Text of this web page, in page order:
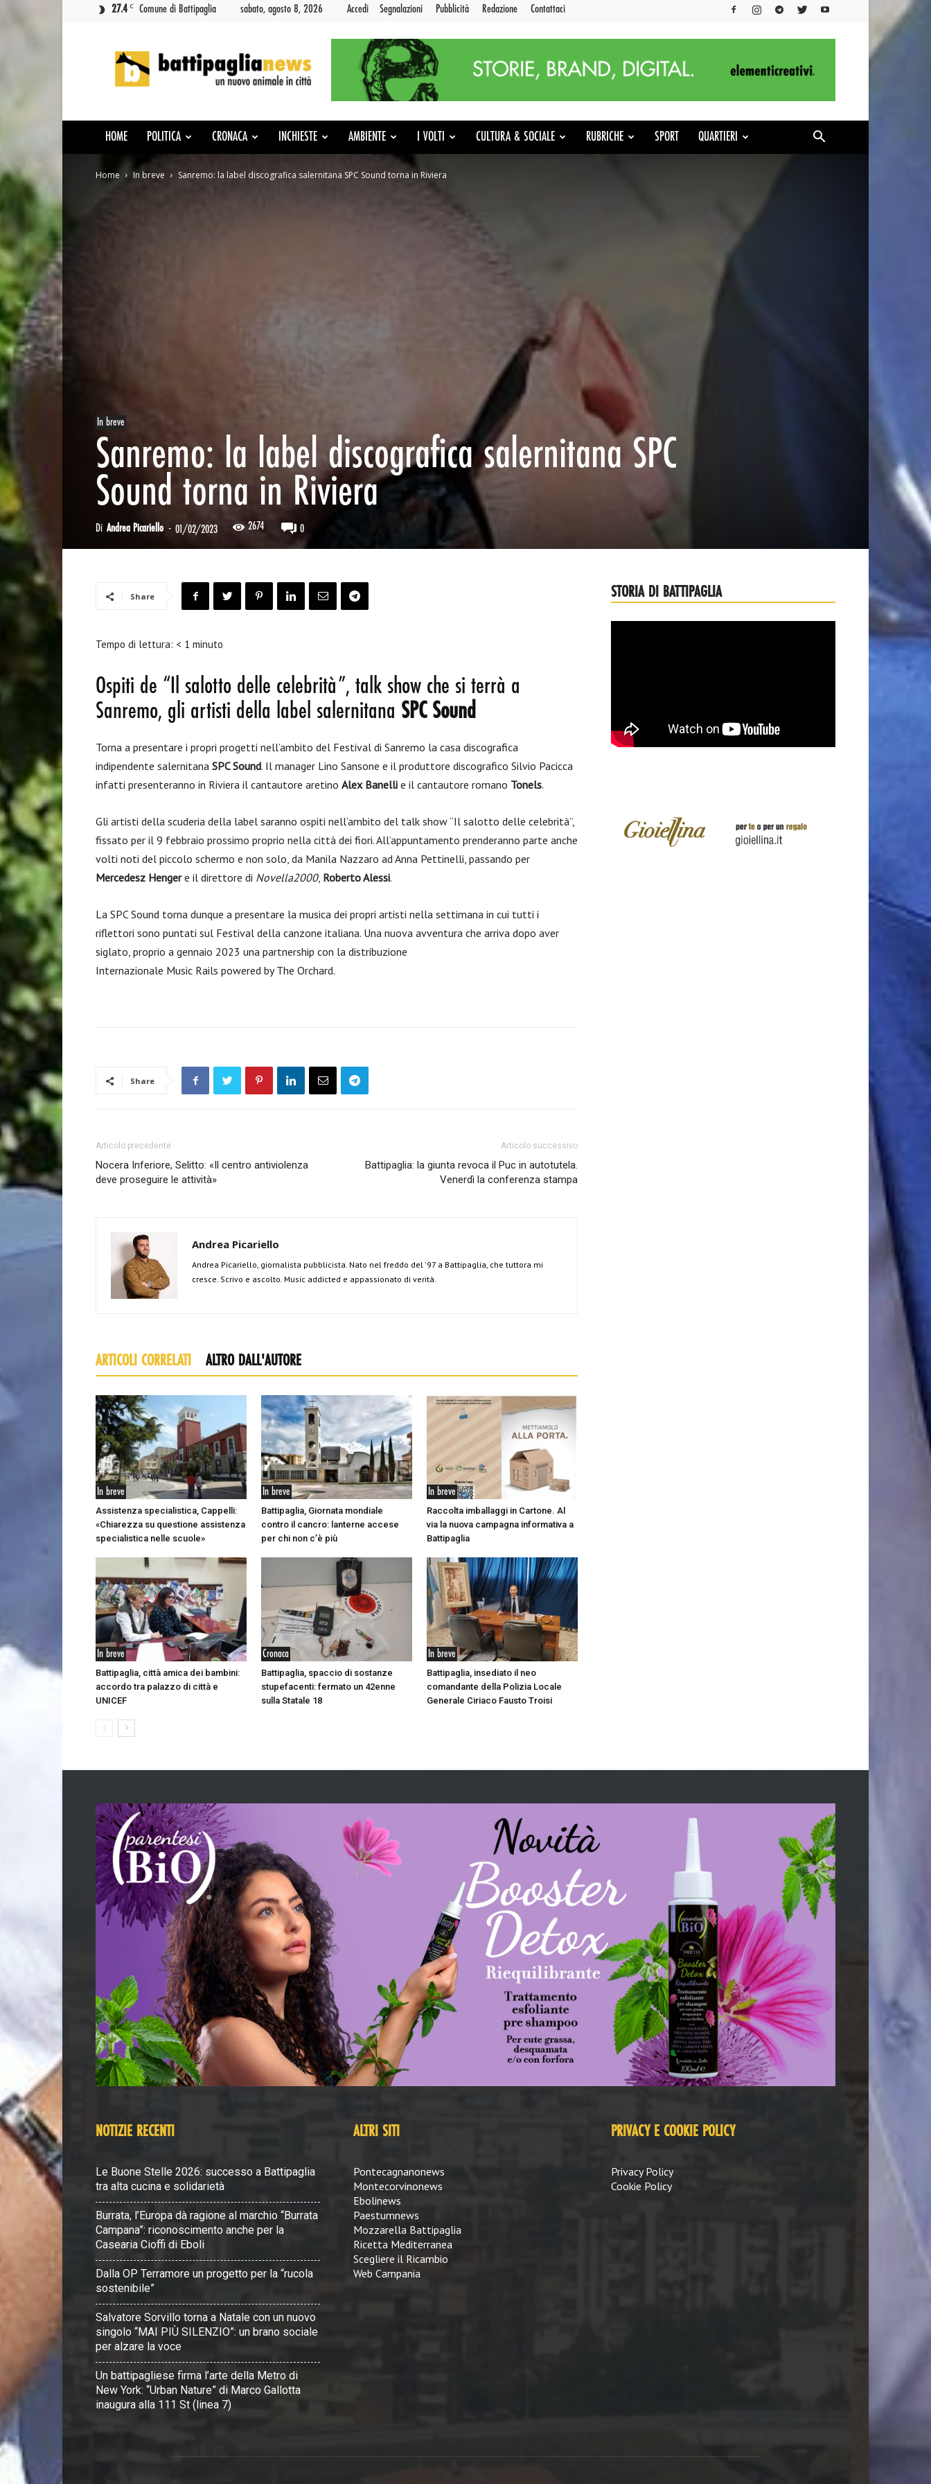
27.4 C Comune di Battipaglia sabato, agosto 8, 2026 Accedi Segnalazioni Pubblicità Redazione Contattaci
News
HOME POLITICA CRONACA INCHIESTE AMBIENTE I VOLTI CULTURA & SOCIALE RUBRICHE SPORT QUARTIERI
Home In breve Sanremo: la label discografica salernitana SPC Sound torna in Riviera
In breve
Sanremo: la label discografica salernitana SPC
Sound torna in Riviera
Di Andrea Picariello - 01/02/2023 2674 0
Share
Tempo di lettura: < 1 minuto
Ospiti de “Il salotto delle celebrità”, talk show che si terrà a
Sanremo, gli artisti della label salernitana SPC Sound
Torna a presentare i propri progetti nell’ambito del Festival di Sanremo la casa discografica
indipendente salernitana SPC Sound. Il manager Lino Sansone e il produttore discografico Silvio Pacicca
infatti presenteranno in Riviera il cantautore aretino Alex Banelli e il cantautore romano Tonels.
Gli artisti della scuderia della label saranno ospiti nell’ambito del talk show “Il salotto delle celebrità”,
fissato per il 9 febbraio prossimo proprio nella città dei fiori. All’appuntamento prenderanno parte anche
volti noti del piccolo schermo e non solo, da Manila Nazzaro ad Anna Pettinelli, passando per
Mercedesz Hengere il direttore di Novella2000, Roberto Alessi.
La SPC Sound torna dunque a presentare la musica dei propri artisti nella settimana in cui tutti i
riflettori sono puntati sul Festival della canzone italiana. Una nuova avventura che arriva dopo aver
siglato, proprio a gennaio 2023 una partnership con la distribuzione
Internazionale Music Rails powered by The Orchard.
Share
Articolo precedente
Nocera Inferiore, Selitto: «Il centro antiviolenza
deve proseguire le attività»
Articolo successivo
Battipaglia: la giunta revoca il Puc in autotutela.
Venerdì la conferenza stampa
Andrea Picariello
Andrea Picariello, giornalista pubblicista. Nato nel freddo del '97 a Battipaglia, che tuttora mi
cresce. Scrivo e ascolto. Music addicted e appassionato di verità.
ARTICOLI CORRELATI ALTRO DALL'AUTORE
In breve
Assistenza specialistica, Cappelli:
«Chiarezza su questione assistenza
specialistica nelle scuole»
In breve
Battipaglia, Giornata mondiale
contro il cancro: lanterne accese
per chi non c’è più
In breve
Raccolta imballaggi in Cartone. Al
via la nuova campagna informativa a
Battipaglia
In breve
Battipaglia, città amica dei bambini:
accordo tra palazzo di città e
UNICEF
Cronaca
Battipaglia, spaccio di sostanze
stupefacenti: fermato un 42enne
sulla Statale 18
In breve
Battipaglia, insediato il neo
comandante della Polizia Locale
Generale Ciriaco Fausto Troisi
STORIA DI BATTIPAGLIA
NOTIZIE RECENTI
Le Buone Stelle 2026: successo a Battipaglia
tra alta cucina e solidarietà
Burrata, l’Europa dà ragione al marchio “Burrata
Campana”: riconoscimento anche per la
Casearia Cioffi di Eboli
Dalla OP Terramore un progetto per la “rucola
sostenibile”
Salvatore Sorvillo torna a Natale con un nuovo
singolo “MAI PIÙ SILENZIO”: un brano sociale
per alzare la voce
Un battipagliese firma l’arte della Metro di
New York: “Urban Nature” di Marco Gallotta
inaugura alla 111 St (linea 7)
ALTRI SITI
Pontecagnanonews
Montecorvinonews
Ebolinews
Paestumnews
Mozzarella Battipaglia
Ricetta Mediterranea
Scegliere il Ricambio
Web Campania
PRIVACY E COOKIE POLICY
Privacy Policy
Cookie Policy